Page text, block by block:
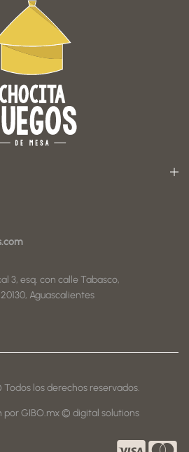
3, esq. con calle Tabasco,
Aguascalientes
los derechos reservados.
por GIBO.mx © digital solutions